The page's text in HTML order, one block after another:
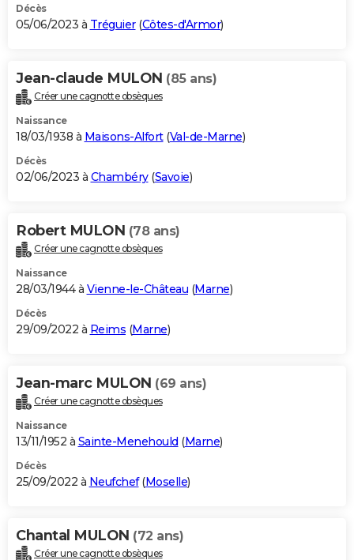
Décès
05/06/2023 à Tréguier(Côtes-d'Armor)
Jean-claude MULON (85 ans)
Créer une cagnotte obsèques
Naissance
18/03/1938 à Maisons-Alfort(Val-de-Marne)
Décès
02/06/2023 à Chambéry(Savoie)
Robert MULON (78 ans)
Créer une cagnotte obsèques
Naissance
28/03/1944 à Vienne-le-Château (Marne)
Décès
29/09/2022 à Reims (Marne)
Jean-marc MULON (69 ans)
Créer une cagnotte obsèques
Naissance
13/11/1952 à Sainte-Menehould (Marne)
Décès
25/09/2022 à Neufchef(Moselle)
Chantal MULON (72 ans)
Créer une cagnotte obsèques